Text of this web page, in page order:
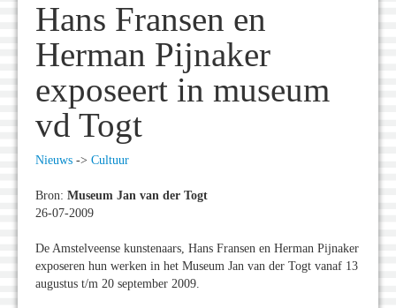
Hans Fransen en
Herman Pijnaker
exposeert in museum
vd Togt
Nieuws -> Cultuur
Bron: Museum Jan van der Togt
26-07-2009
De Amstelveense kunstenaars, Hans Fransen en Herman Pijnaker
exposeren hun werken in het Museum Jan van der Togt vanaf 13
augustus t/m 20 september 2009.